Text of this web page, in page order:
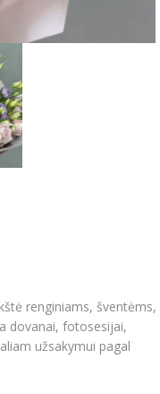
renginiams, šventėms,
dovanai, fotosesijai,
užsakymui pagal